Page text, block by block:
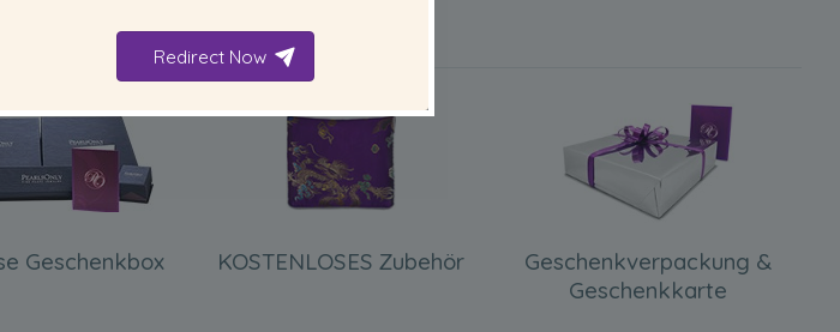
ENTHALTEN
Geschenkbox KOSTENLOSES Zubehör
Geschenkverpackung &
Geschenkkarte
Redirect Now